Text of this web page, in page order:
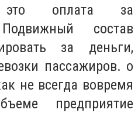
оплата за
состав
за деньги,
пассажиров. о
не всегда вовремя
предприятие